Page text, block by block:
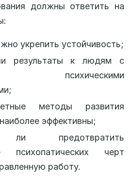
должны ответить на
укрепить устойчивость;
результаты к людям с
психическими
методы развития
эффективны;
ли предотвратить
психопатических черт
работу.